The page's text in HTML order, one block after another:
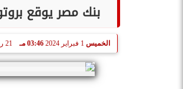
بنك مصر يوقع
الخميس 03:46 مـ 21 رجب 1445